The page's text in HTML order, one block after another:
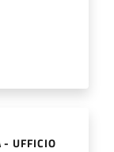
- UFFICIO